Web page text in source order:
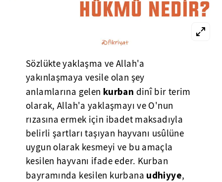
Sözlükte yaklaşma ve Allah'a
yakınlaşmaya vesile olan şey
anlamlarına gelen kurban dinî bir terim
olarak, Allah'a yaklaşmayı ve O'nun
rızasına ermek için ibadet maksadıyla
belirli şartları taşıyan hayvanı usûlüne
uygun olarak kesmeyi ve bu amaçla
kesilen hayvanı ifade eder. Kurban
bayramında kesilen kurbana udhiyye,